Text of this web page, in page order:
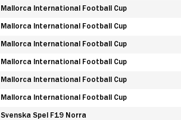
Mallorca International Football Cup
Mallorca International Football Cup
Mallorca International Football Cup
Mallorca International Football Cup
Mallorca International Football Cup
Mallorca International Football Cup
Svenska Spel F19 Norra